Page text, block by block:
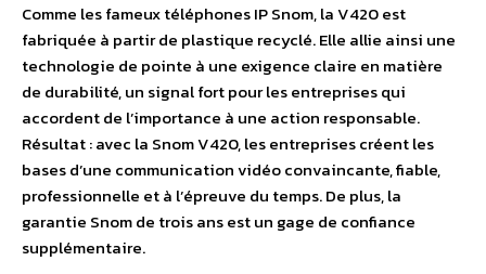
Comme les fameux téléphones IP Snom, la V420 est
fabriquée à partir de plastique recyclé. Elle allie ainsi une
technologie de pointe à une exigence claire en matière
de durabilité, un signal fort pour les entreprises qui
accordent de l’importance à une action responsable.
Résultat : avec la Snom V420, les entreprises créent les
bases d’une communication vidéo convaincante, fiable,
professionnelle et à l’épreuve du temps. De plus, la
garantie Snom de trois ans est un gage de confiance
supplémentaire.